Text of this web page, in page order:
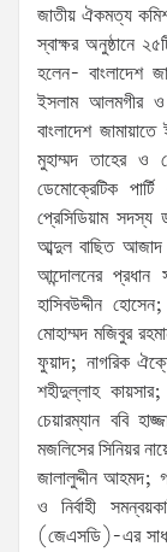
জাতীয় ঐকমত্য
স্বাক্ষর অনুষ্ঠানে
হলেন- বাংলাদেশ
ইসলাম আলমগীর ও
বাংলাদেশ
মুহাম্মদ তাহের ও
ডেমোক্রেটিক
প্রেসিডিয়াম
আব্দুল বাছিত
আন্দোলনের
হাসিবউদ্দীন
মোহাম্মদ মজিবুর
ফুয়াদ; নাগরিক
শহীদুল্লাহ
চেয়ারম্যান ববি
মজলিসের সিনিয়র
জালালুদ্দীন আহমদ;
ও নির্বাহী
(জেএসডি)-এর